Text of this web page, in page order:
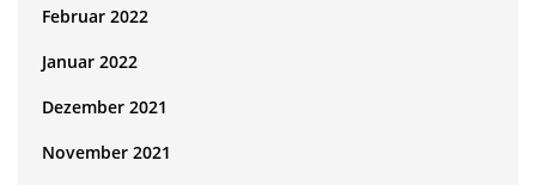
Februar 2022
Januar 2022
Dezember 2021
November 2021